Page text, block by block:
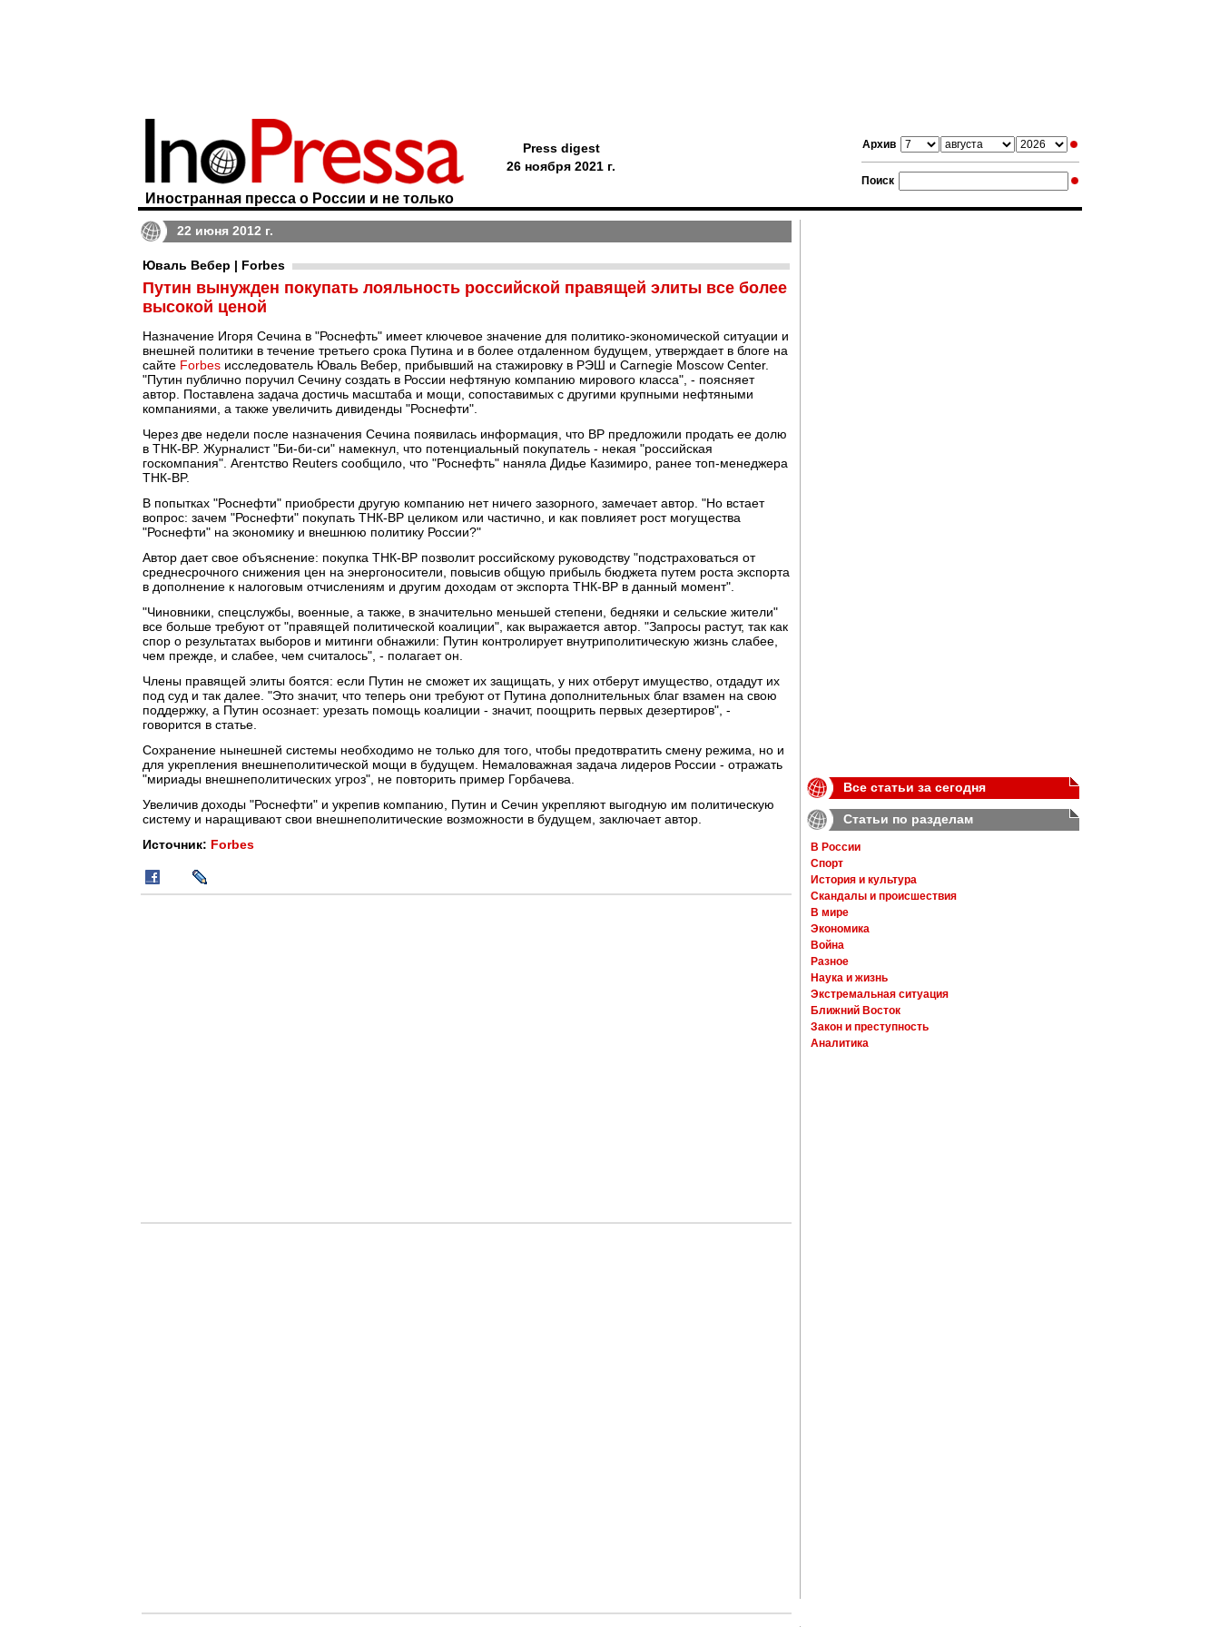
Архив
Поиск
Иностранная пресса о России и не только
Press digest
26 ноября 2021 г.
22 июня 2012 г.
Юваль Вебер | Forbes
Путин вынужден покупать лояльность российской правящей элиты все более
высокой ценой
Назначение Игоря Сечина в "Роснефть" имеет ключевое значение для политико-экономической ситуации и
внешней политики в течение третьего срока Путина и в более отдаленном будущем, утверждает в блоге на
сайте Forbes исследователь Юваль Вебер, прибывший на стажировку в РЭШ и Carnegie Moscow Center.
"Путин публично поручил Сечину создать в России нефтяную компанию мирового класса", - поясняет
автор. Поставлена задача достичь масштаба и мощи, сопоставимых с другими крупными нефтяными
компаниями, а также увеличить дивиденды "Роснефти".
Через две недели после назначения Сечина появилась информация, что BP предложили продать ее долю
в ТНК-BP. Журналист "Би-би-си" намекнул, что потенциальный покупатель - некая "российская
госкомпания". Агентство Reuters сообщило, что "Роснефть" наняла Дидье Казимиро, ранее топ-менеджера
ТНК-BP.
В попытках "Роснефти" приобрести другую компанию нет ничего зазорного, замечает автор. "Но встает
вопрос: зачем "Роснефти" покупать ТНК-BP целиком или частично, и как повлияет рост могущества
"Роснефти" на экономику и внешнюю политику России?"
Автор дает свое объяснение: покупка ТНК-BP позволит российскому руководству "подстраховаться от
среднесрочного снижения цен на энергоносители, повысив общую прибыль бюджета путем роста экспорта
в дополнение к налоговым отчислениям и другим доходам от экспорта ТНК-BP в данный момент".
"Чиновники, спецслужбы, военные, а также, в значительно меньшей степени, бедняки и сельские жители"
все больше требуют от "правящей политической коалиции", как выражается автор. "Запросы растут, так как
спор о результатах выборов и митинги обнажили: Путин контролирует внутриполитическую жизнь слабее,
чем прежде, и слабее, чем считалось", - полагает он.
Члены правящей элиты боятся: если Путин не сможет их защищать, у них отберут имущество, отдадут их
под суд и так далее. "Это значит, что теперь они требуют от Путина дополнительных благ взамен на свою
поддержку, а Путин осознает: урезать помощь коалиции - значит, поощрить первых дезертиров", -
говорится в статье.
Сохранение нынешней системы необходимо не только для того, чтобы предотвратить смену режима, но и
для укрепления внешнеполитической мощи в будущем. Немаловажная задача лидеров России - отражать
"мириады внешнеполитических угроз", не повторить пример Горбачева.
Увеличив доходы "Роснефти" и укрепив компанию, Путин и Сечин укрепляют выгодную им политическую
систему и наращивают свои внешнеполитические возможности в будущем, заключает автор.
Источник: Forbes
Все статьи за сегодня
Статьи по разделам
В России
Спорт
История и культура
Скандалы и происшествия
В мире
Экономика
Война
Разное
Наука и жизнь
Экстремальная ситуация
Ближний Восток
Закон и преступность
Аналитика